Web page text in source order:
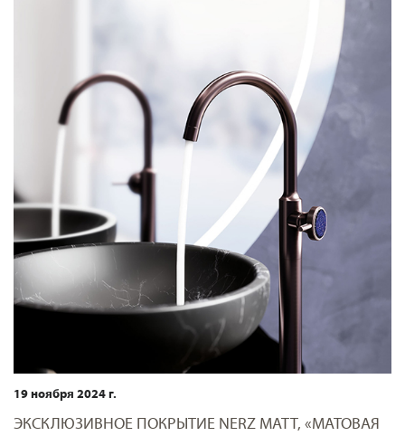
19 ноября 2024 г.
ЭКСКЛЮЗИВНОЕ ПОКРЫТИЕ NERZ MATT, «МАТОВАЯ